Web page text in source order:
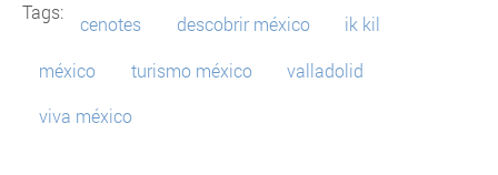
Tags:
cenotes descobrir méxico ik kil
méxico turismo méxico valladolid
viva méxico